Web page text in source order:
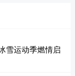
雪运动季燃情启